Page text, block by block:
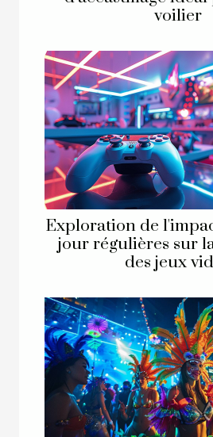
voilier
Exploration de
jour régulières sur
des jeux